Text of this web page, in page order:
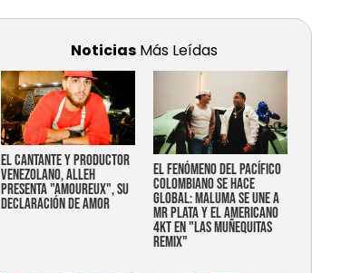
Noticias Más Leídas
EL CANTANTE Y PRODUCTOR
VENEZOLANO, ALLEH
PRESENTA "AMOUREUX", SU
DECLARACIÓN DE AMOR
EL FENÓMENO DEL PACÍFICO
COLOMBIANO SE HACE
GLOBAL: MALUMA SE UNE A
MR PLATA Y EL AMERICANO
4KT EN "LAS MUÑEQUITAS
REMIX"